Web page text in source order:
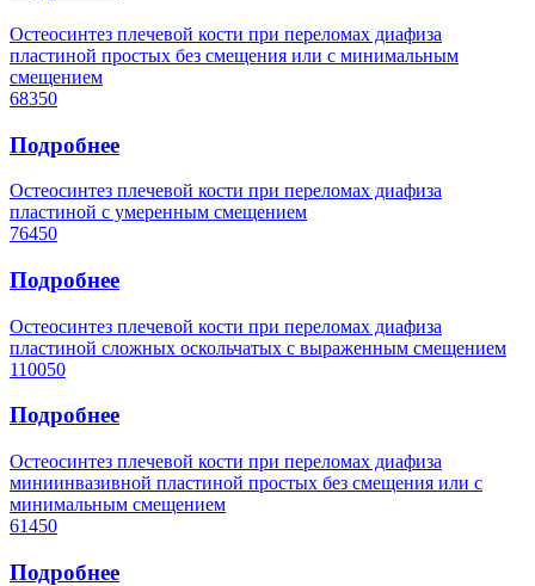
Остеосинтез плечевой кости при переломах диафиза
пластиной простых без смещения или с минимальным
смещением
68350
Подробнее
Остеосинтез плечевой кости при переломах диафиза
пластиной с умеренным смещением
76450
Подробнее
Остеосинтез плечевой кости при переломах диафиза
пластиной сложных оскольчатых с выраженным смещением
110050
Подробнее
Остеосинтез плечевой кости при переломах диафиза
миниинвазивной пластиной простых без смещения или с
минимальным смещением
61450
Подробнее